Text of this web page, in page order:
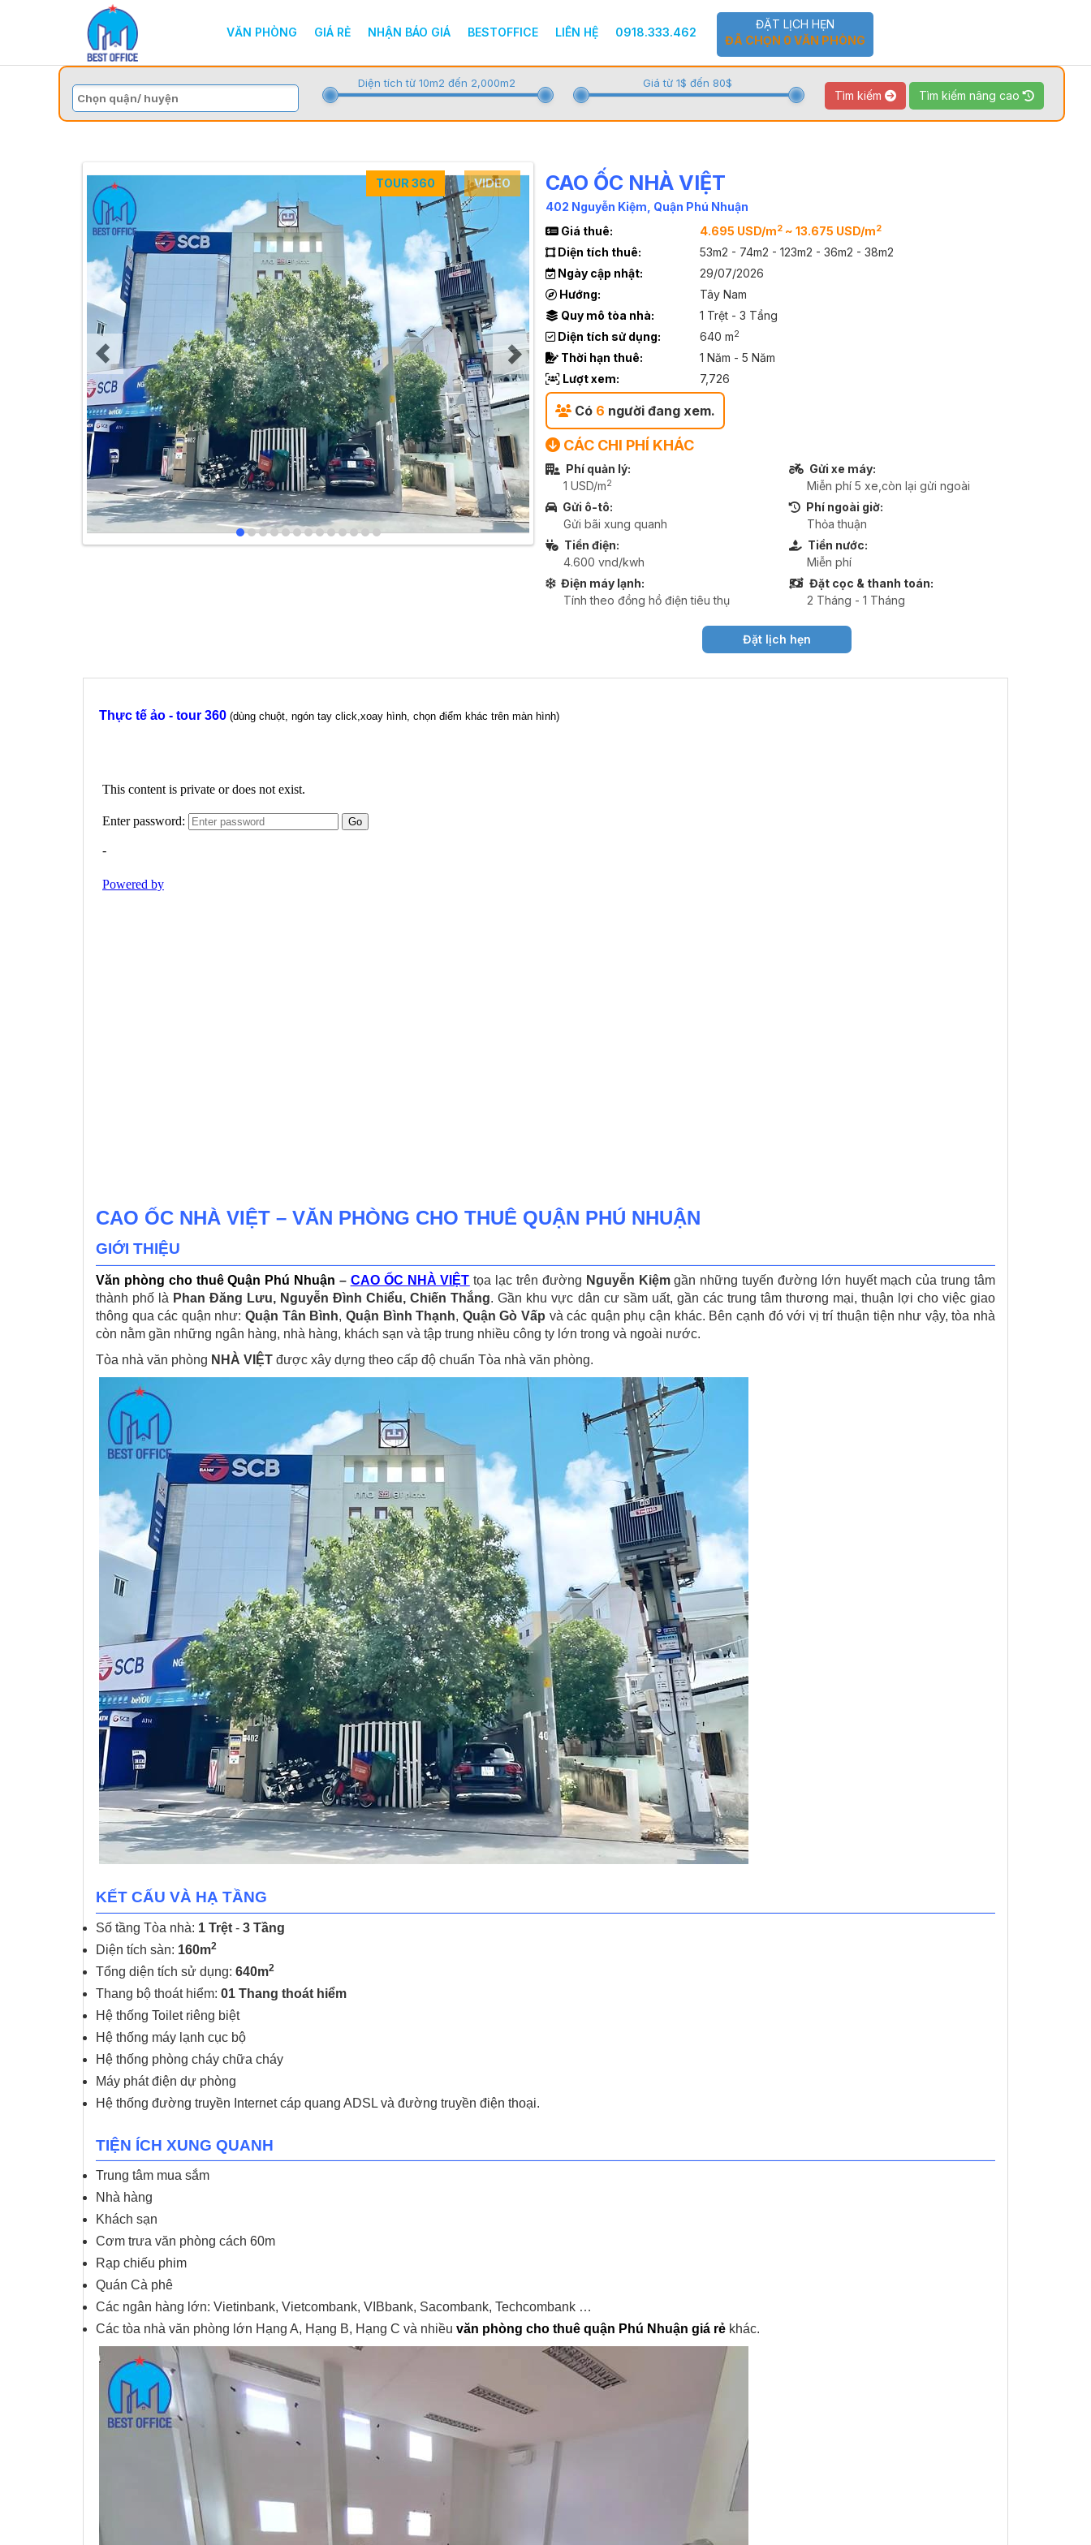
VĂN PHÒNG GIÁ RẺ NHẬN BÁO GIÁ BESTOFFICE LIÊN HỆ 0918.333.462
ĐẶT LỊCH HẸN
ĐÃ CHỌN 0 VĂN PHÒNG
Diện tích từ 10m2 đến 2,000m2 Giá từ 1$ đến 80$
Tìm kiếm Tìm kiếm nâng cao
TOUR 360 VIDEO CAO ỐC NHÀ VIỆT
402 Nguyễn Kiệm, Quận Phú Nhuận
Giá thuê:
4.695 USD/m2 ~ 13.675 USD/m2
Diện tích thuê:
53m2 - 74m2 - 123m2 - 36m2 - 38m2
Ngày cập nhật:
29/07/2026
Hướng:
Tây Nam
Quy mô tòa nhà:
1 Trệt - 3 Tầng
Diện tích sử dụng:
640 m2
Thời hạn thuê:
1 Năm - 5 Năm
Lượt xem:
7,726
Có 6 người đang xem.
CÁC CHI PHÍ KHÁC
Phí quản lý:
1 USD/m2
Gửi xe máy:
Miễn phí 5 xe,còn lại gửi ngoài
Gửi ô-tô:
Gửi bãi xung quanh
Phí ngoài giờ:
Thỏa thuận
Tiền điện:
4.600 vnd/kwh
Tiền nước:
Miễn phí
Điện máy lạnh:
Tính theo đồng hồ điện tiêu thụ
Đặt cọc & thanh toán:
2 Tháng - 1 Tháng
Đặt lịch hẹn
Thực tế ảo - tour 360 (dùng chuột, ngón tay click,xoay hình, chọn điểm khác trên màn hình)
CAO ỐC NHÀ VIỆT – VĂN PHÒNG CHO THUÊ QUẬN PHÚ NHUẬN
GIỚI THIỆU
Văn phòng cho thuê Quận Phú Nhuận – CAO ỐC NHÀ VIỆT tọa lạc trên đường Nguyễn Kiệmgần những tuyến đường lớn huyết mạch của trung tâm
thành phố là Phan Đăng Lưu, Nguyễn Đình Chiểu, Chiến Thắng. Gần khu vực dân cư sầm uất, gần các trung tâm thương mại, thuận lợi cho việc giao
thông qua các quận như:Quận Tân Bình, Quận Bình Thạnh, Quận Gò Vấp và các quận phụ cận khác. Bên cạnh đó với vị trí thuận tiện như vậy, tòa nhà
còn nằm gần những ngân hàng, nhà hàng, khách sạn và tập trung nhiều công ty lớn trong và ngoài nước.
Tòa nhà văn phòng NHÀ VIỆT được xây dựng theo cấp độ chuẩn Tòa nhà văn phòng.
KẾT CẤU VÀ HẠ TẦNG
Số tầng Tòa nhà: 1 Trệt - 3 Tầng
Diện tích sàn: 160m2
Tổng diện tích sử dụng: 640m2
Thang bộ thoát hiểm: 01 Thang thoát hiểm
Hệ thống Toilet riêng biệt
Hệ thống máy lạnh cục bộ
Hệ thống phòng cháy chữa cháy
Máy phát điện dự phòng
Hệ thống đường truyền Internet cáp quang ADSL và đường truyền điện thoại.
TIỆN ÍCH XUNG QUANH
Trung tâm mua sắm
Nhà hàng
Khách sạn
Cơm trưa văn phòng cách 60m
Rạp chiếu phim
Quán Cà phê
Các ngân hàng lớn: Vietinbank, Vietcombank, VIBbank, Sacombank, Techcombank …
Các tòa nhà văn phòng lớn Hạng A, Hạng B, Hạng C và nhiều văn phòng cho thuê quận Phú Nhuận giá rẻ khác.